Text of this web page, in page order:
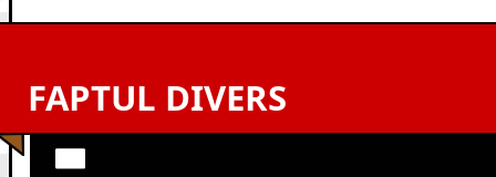
FAPTUL DIVERS